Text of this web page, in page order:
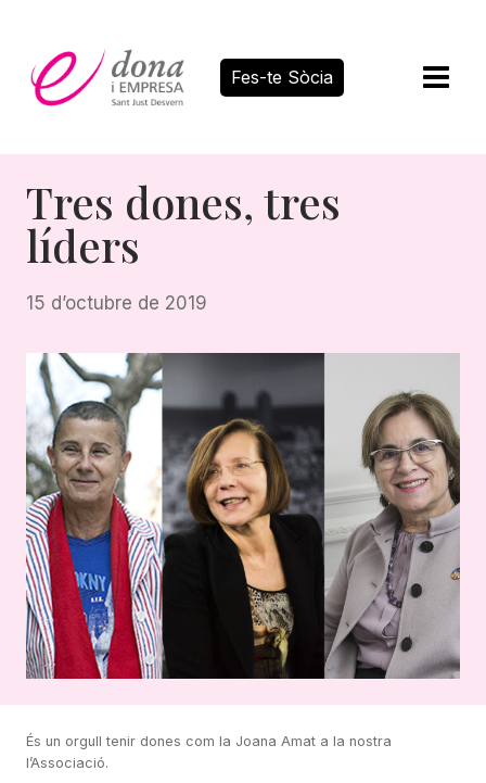
contingut
Fes-te Sòcia
Tres dones, tres
líders
15 d’octubre de 2019
És un orgull tenir dones com la Joana Amat a la nostra
l’Associació.